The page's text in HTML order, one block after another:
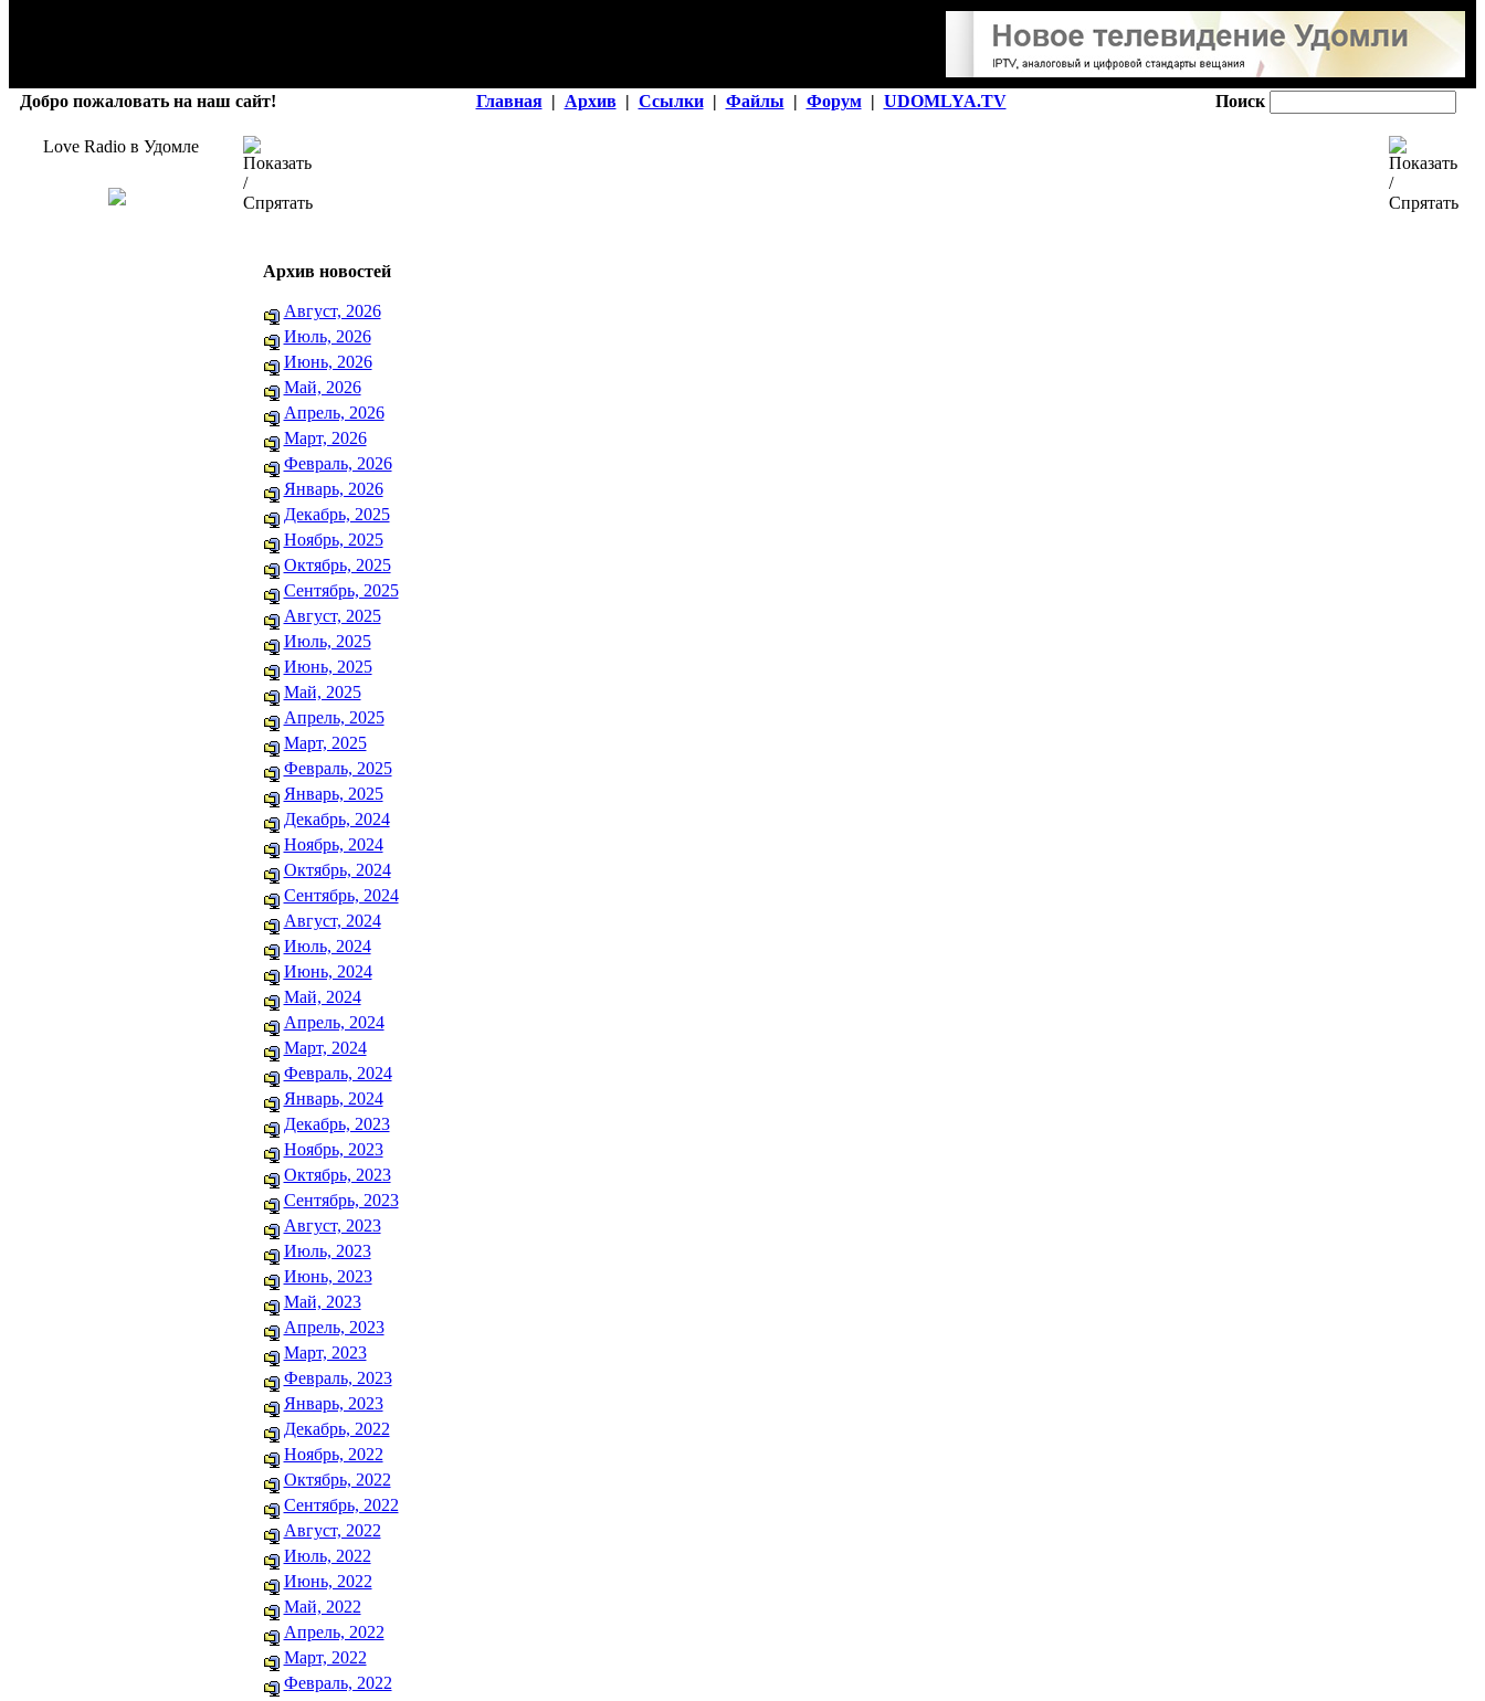
Добро пожаловать на наш сайт! Главная | Архив | Ссылки | Файлы | Форум | UDOMLYA.TV Поиск
Love Radio в Удомле
Архив новостей
Август, 2026
Июль, 2026
Июнь, 2026
Май, 2026
Апрель, 2026
Март, 2026
Февраль, 2026
Январь, 2026
Декабрь, 2025
Ноябрь, 2025
Октябрь, 2025
Сентябрь, 2025
Август, 2025
Июль, 2025
Июнь, 2025
Май, 2025
Апрель, 2025
Март, 2025
Февраль, 2025
Январь, 2025
Декабрь, 2024
Ноябрь, 2024
Октябрь, 2024
Сентябрь, 2024
Август, 2024
Июль, 2024
Июнь, 2024
Май, 2024
Апрель, 2024
Март, 2024
Февраль, 2024
Январь, 2024
Декабрь, 2023
Ноябрь, 2023
Октябрь, 2023
Сентябрь, 2023
Август, 2023
Июль, 2023
Июнь, 2023
Май, 2023
Апрель, 2023
Март, 2023
Февраль, 2023
Январь, 2023
Декабрь, 2022
Ноябрь, 2022
Октябрь, 2022
Сентябрь, 2022
Август, 2022
Июль, 2022
Июнь, 2022
Май, 2022
Апрель, 2022
Март, 2022
Февраль, 2022